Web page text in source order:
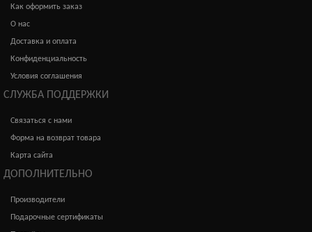
Как оформить заказ
О нас
Доставка и оплата
Конфиденциальность
Условия соглашения
СЛУЖБА ПОДДЕРЖКИ
Связаться с нами
Форма на возврат товара
Карта сайта
ДОПОЛНИТЕЛЬНО
Производители
Подарочные сертификаты